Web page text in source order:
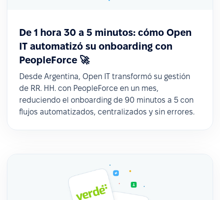
De 1 hora 30 a 5 minutos: cómo Open
IT automatizó su onboarding con
PeopleForce 🚀
Desde Argentina, Open IT transformó su gestión
de RR. HH. con PeopleForce en un mes,
reduciendo el onboarding de 90 minutos a 5 con
flujos automatizados, centralizados y sin errores.